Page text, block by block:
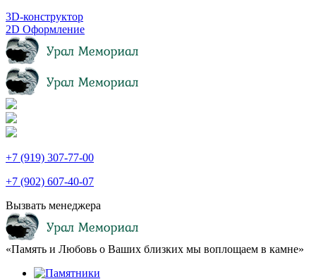
3D-конструктор
2D Оформление
+7 (919) 307-77-00
+7 (902) 607-40-07
Вызвать менеджера
«Память и Любовь о Ваших близких мы воплощаем в камне»